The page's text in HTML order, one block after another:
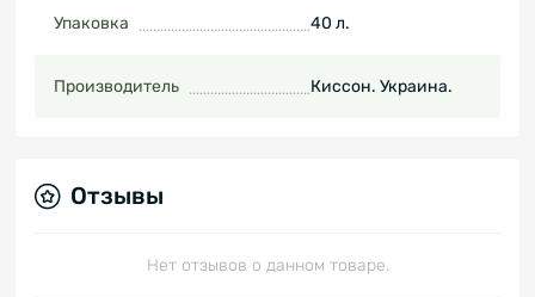
Упаковка 40 л.
Производитель Киссон. Украина.
Отзывы
Нет отзывов о данном товаре.